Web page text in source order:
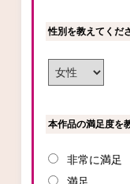
性別を教えてくだ
本作品の満足度を
非常に満足